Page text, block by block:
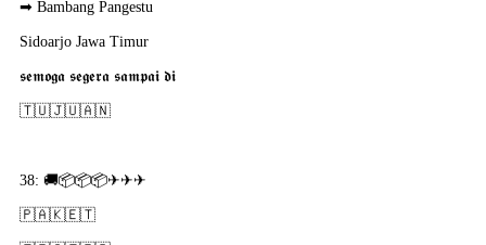
➡ Bambang Pangestu
Sidoarjo Jawa Timur
𝖘𝖊𝖒𝖔𝖌𝖆 𝖘𝖊𝖌𝖊𝖗𝖆 𝖘𝖆𝖒𝖕𝖆𝖎 𝖉𝖎
🇹​🇺​🇯​🇺​🇦​🇳​
38: 🚚📦📦📦✈✈✈
🇵​🇦​🇰​🇪​🇹​